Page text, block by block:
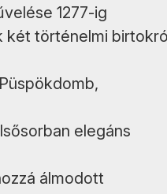
1277-ig
két történelmi
elegáns
álmodott